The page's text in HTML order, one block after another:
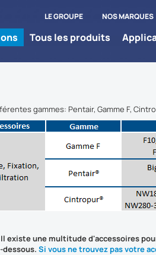
LE GROUPE NOS MARQUES
Tous les produits
gammes: Pentair, Gamme F,
Il existe une multitude d'accessoires
dessous. Si vous ne trouvez pas votre